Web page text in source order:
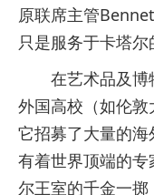
原联席主管
只是服务于卡塔尔
在艺术品及博
外国高校（如伦敦
它招募了大量的海
有着世界顶端的
尔王室的千金一掷